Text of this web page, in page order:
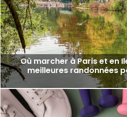
Où marcher à Paris et en
meilleures randonnées